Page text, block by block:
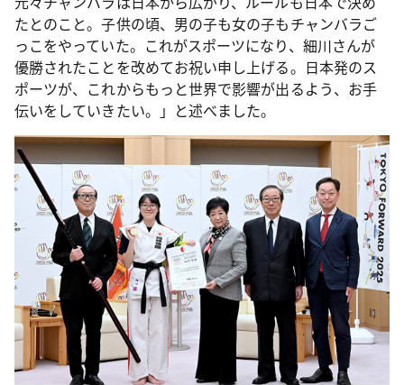
たとのこと。子供の頃、男の子も女の子もチャンバラご
っこをやっていた。これがスポーツになり、細川さんが
優勝されたことを改めてお祝い申し上げる。日本発のス
ポーツが、これからもっと世界で影響が出るよう、お手
伝いをしていきたい。」と述べました。